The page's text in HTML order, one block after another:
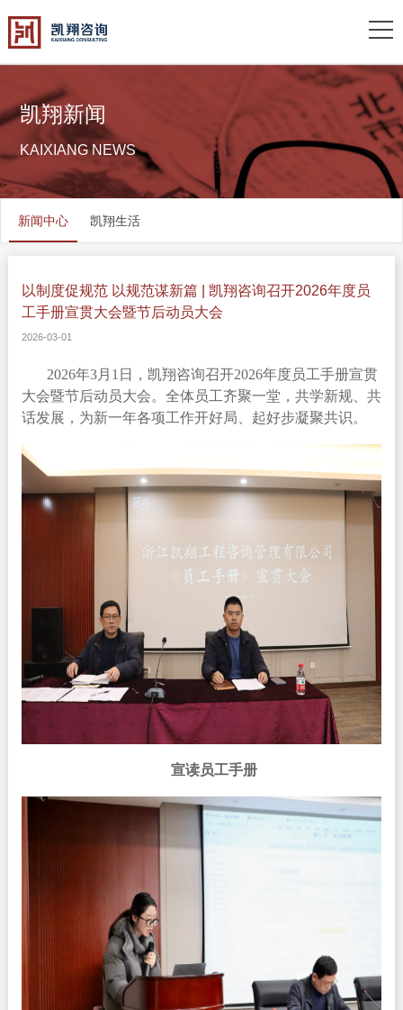
凯翔新闻
KAIXIANG NEWS
新闻中心 凯翔生活
以制度促规范 以规范谋新篇 | 凯翔咨询召开2026年度员
工手册宣贯大会暨节后动员大会
2026-03-01
2026年3月1日，凯翔咨询召开2026年度员工手册宣贯
大会暨节后动员大会。全体员工齐聚一堂，共学新规、共
话发展，为新一年各项工作开好局、起好步凝聚共识。
宣读员工手册